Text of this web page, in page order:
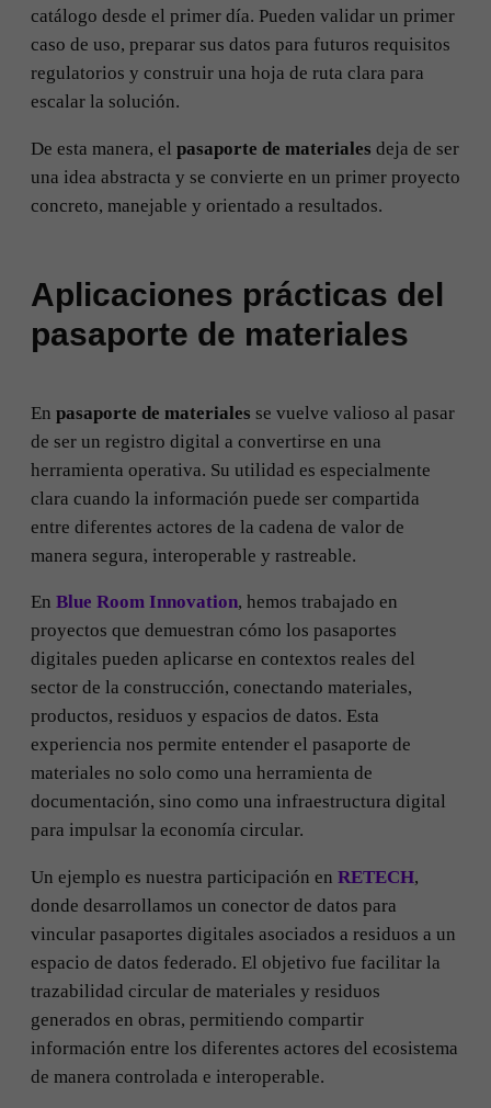
catálogo desde el primer día. Pueden validar un primer
caso de uso, preparar sus datos para futuros requisitos
regulatorios y construir una hoja de ruta clara para
escalar la solución.
De esta manera, el pasaporte de materiales deja de ser
una idea abstracta y se convierte en un primer proyecto
concreto, manejable y orientado a resultados.
Aplicaciones prácticas del
pasaporte de materiales
En pasaporte de materiales se vuelve valioso al pasar
de ser un registro digital a convertirse en una
herramienta operativa. Su utilidad es especialmente
clara cuando la información puede ser compartida
entre diferentes actores de la cadena de valor de
manera segura, interoperable y rastreable.
En Blue Room Innovation, hemos trabajado en
proyectos que demuestran cómo los pasaportes
digitales pueden aplicarse en contextos reales del
sector de la construcción, conectando materiales,
productos, residuos y espacios de datos. Esta
experiencia nos permite entender el pasaporte de
materiales no solo como una herramienta de
documentación, sino como una infraestructura digital
para impulsar la economía circular.
Un ejemplo es nuestra participación en RETECH,
donde desarrollamos un conector de datos para
vincular pasaportes digitales asociados a residuos a un
espacio de datos federado. El objetivo fue facilitar la
trazabilidad circular de materiales y residuos
generados en obras, permitiendo compartir
información entre los diferentes actores del ecosistema
de manera controlada e interoperable.